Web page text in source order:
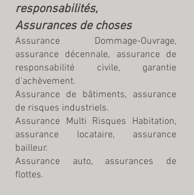
responsabilités,
Assurances de choses
Assurance Dommage-Ouvrage,
assurance décennale, assurance de
responsabilité civile, garantie
d'achèvement.
Assurance de bâtiments, assurance
de risques industriels.
Assurance Multi Risques Habitation,
assurance locataire, assurance
bailleur.
Assurance auto, assurances de
flottes.